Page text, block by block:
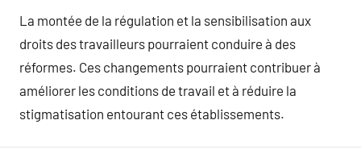
La montée de la régulation et la sensibilisation aux
droits des travailleurs pourraient conduire à des
réformes. Ces changements pourraient contribuer à
améliorer les conditions de travail et à réduire la
stigmatisation entourant ces établissements.